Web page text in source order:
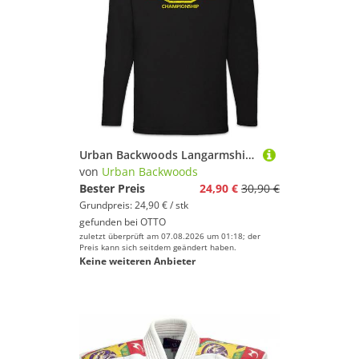
Urban Backwoods Langarmshirt All Valley Karate Championship Langarm T-Shirt Kid Tournament Turnier (1-tlg) Logo Sign Martial Arts
von Urban Backwoods
Bester Preis
24,90 € 30,90 €
Grundpreis: 24,90 € / stk
gefunden bei OTTO
zuletzt überprüft am 07.08.2026 um 01:18; der
Preis kann sich seitdem geändert haben.
Keine weiteren Anbieter